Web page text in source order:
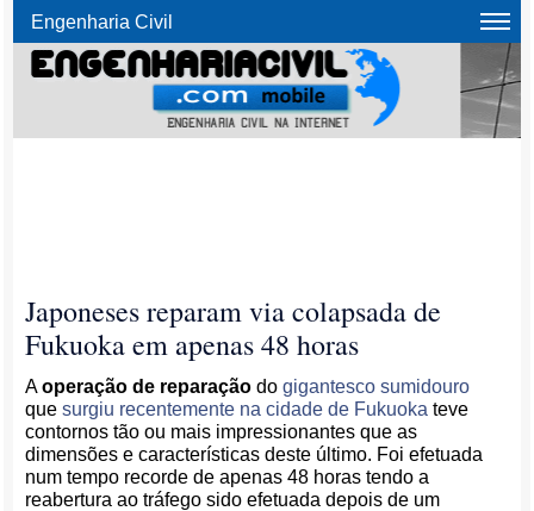
Engenharia Civil
Japoneses reparam via colapsada de
Fukuoka em apenas 48 horas
Aoperação de reparação dogigantesco sumidouro
quesurgiu recentemente na cidade de Fukuoka teve
contornos tão ou mais impressionantes que as
dimensões e características deste último. Foi efetuada
num tempo recorde de apenas 48 horas tendo a
reabertura ao tráfego sido efetuada depois de um